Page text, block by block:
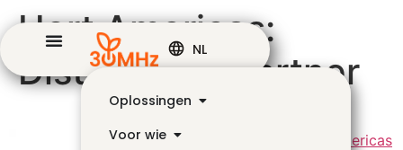
Oplossingen
Voor wie
NL
Hort Americas:
Distributeur partner
Hort Americas